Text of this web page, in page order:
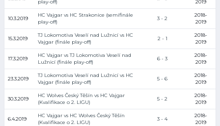
play-off)
2019
10.3.2019
HC Vajgar vs HC Strakonice (semifinále
play-off)
3 - 2
2018-
2019
15.3.2019
TJ Lokomotiva Veselí nad Lužnicí vs HC
Vajgar (finále play-off)
2 - 1
2018-
2019
17.3.2019
HC Vajgar vs TJ Lokomotiva Veselí nad
Lužnicí (finále play-off)
6 - 3
2018-
2019
23.3.2019
TJ Lokomotiva Veselí nad Lužnicí vs HC
Vajgar (finále play-off)
5 - 6
2018-
2019
30.3.2019
HC Wolves Český Těšín vs HC Vajgar
(Kvalifikace o 2. LIGU)
5 - 2
2018-
2019
6.4.2019
HC Vajgar vs HC Wolves Český Těšín
(Kvalifikace o 2. LIGU)
3 - 4
2018-
2019